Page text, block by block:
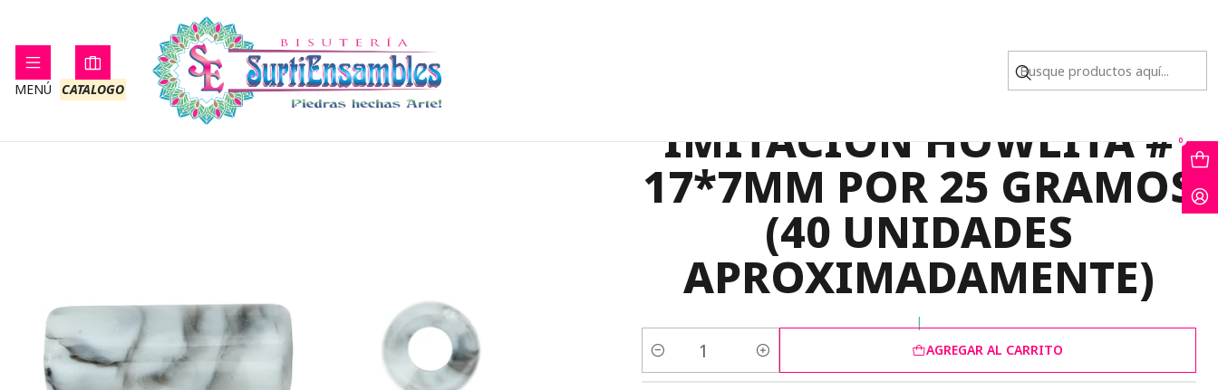
MENÚ CATALOGO
0
ACRILICO
ACRILICO AGATA TUBO
IMITACION HOWLITA #
17*7MM POR 25 GRAMOS
(40 UNIDADES
APROXIMADAMENTE)
|
Cantidad
AGREGAR AL CARRITO